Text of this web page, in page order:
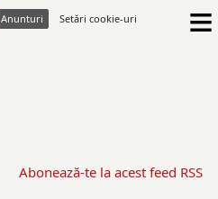
Anunturi Setări cookie-uri ≡
Abonează-te la acest feed RSS